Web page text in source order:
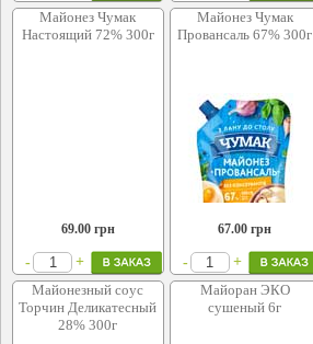
Майонез Чумак
Настоящий 72% 300г
69.00грн
- +
Майонез Чумак
Провансаль 67% 300г
67.00 грн
- +
Майонезный соус
Торчин Деликатесный
28% 300г
Майоран ЭКО
сушеный 6г